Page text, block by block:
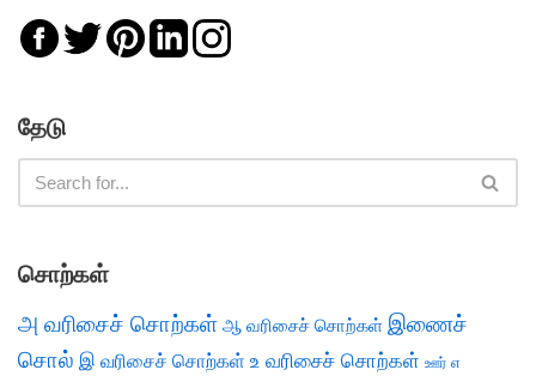
தேடு
சொற்கள்
அ வரிசைச் சொற்கள் ஆ வரிசைச் சொற்கள் இணைச்
சொல் இ வரிசைச் சொற்கள் உ வரிசைச் சொற்கள் ஊர் எ